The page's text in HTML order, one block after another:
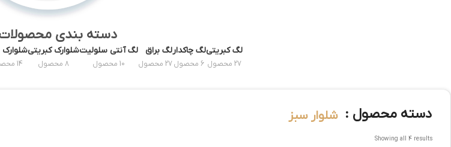
دسته بندی
لگ کبریتی
27 محصول
لگ چاکدار
6 محصول
لگ براق
27 محصول
لگ آنتی سلولیت
10 محصول
شلوارک کبریتی
8 محصول
شلوارک
14 محصول
دسته محصول : شلوار سبز
Showing all 4 results